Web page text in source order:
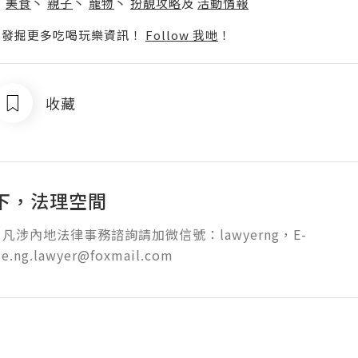
掘更多吃喝玩樂資訊！ Follow 我哋 ！
收藏
，法理空間
涉內地法律事務諮詢請加微信號：lawyerng，E-